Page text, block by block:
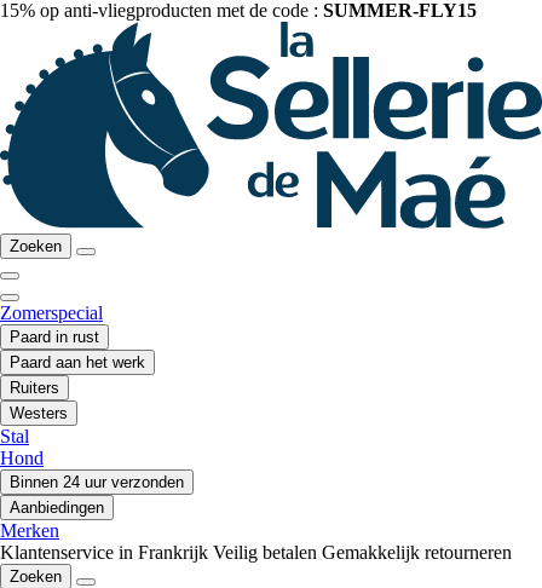
15% op anti-vliegproducten met de code : SUMMER-FLY15
Zoeken
Zomerspecial
Paard in rust
Paard aan het werk
Ruiters
Westers
Stal
Hond
Binnen 24 uur verzonden
Aanbiedingen
Merken
Klantenservice in Frankrijk Veilig betalen Gemakkelijk retourneren
Zoeken